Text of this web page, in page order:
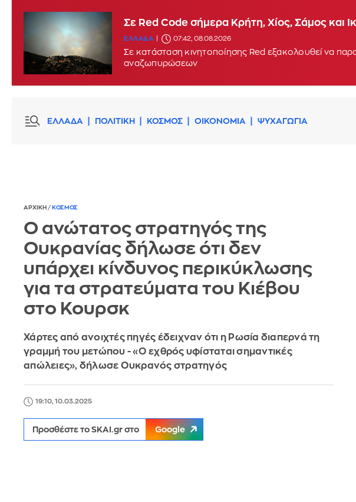
Σε Red Code σήμερα Κρήτη, Χίος, Σάμος και
ΕΛΛΑΔΑ 07:42, 08.08.2026
Σε κατάσταση κινητοποίησης Red εξακολουθεί να
αναζωπυρώσεων
ΕΛΛΑΔΑ ΠΟΛΙΤΙΚΗ ΚΟΣΜΟΣ ΟΙΚΟΝΟΜΙΑ ΨΥΧΑΓΩΓΙΑ
ΑΡΧΙΚΗ / ΚΟΣΜΟΣ
Ο ανώτατος στρατηγός της
Ουκρανίας δήλωσε ότι δεν
υπάρχει κίνδυνος περικύκλωσης
για τα στρατεύματα του Κιέβου
στο Κουρσκ
Χάρτες από ανοιχτές πηγές έδειχναν ότι η Ρωσία διαπερνά τη
γραμμή του μετώπου - «Ο εχθρός υφίσταται σημαντικές
απώλειες», δήλωσε Ουκρανός στρατηγός
19:10, 10.03.2025
Προσθέστε το SKAI.gr στο Google